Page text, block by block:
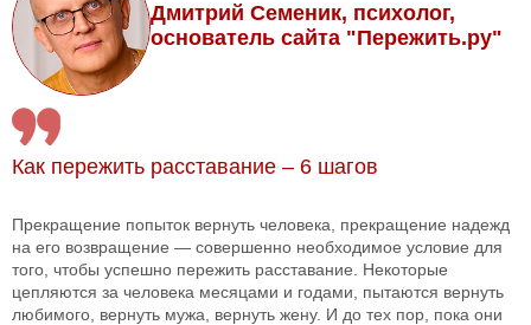
Дмитрий Семеник, психолог,
основатель сайта "Пережить.ру"
Как пережить расставание – 6 шагов
Прекращение попыток вернуть человека, прекращение надежд
на его возвращение — совершенно необходимое условие для
того, чтобы успешно пережить расставание. Некоторые
цепляются за человека месяцами и годами, пытаются вернуть
любимого, вернуть мужа, вернуть жену. И до тех пор, пока они